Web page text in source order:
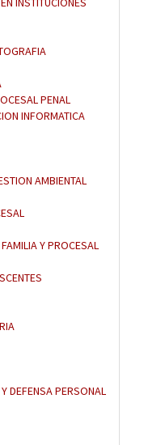
PENAL
INFORMATICA
AMBIENTAL
Y PROCESAL
DEFENSA PERSONAL